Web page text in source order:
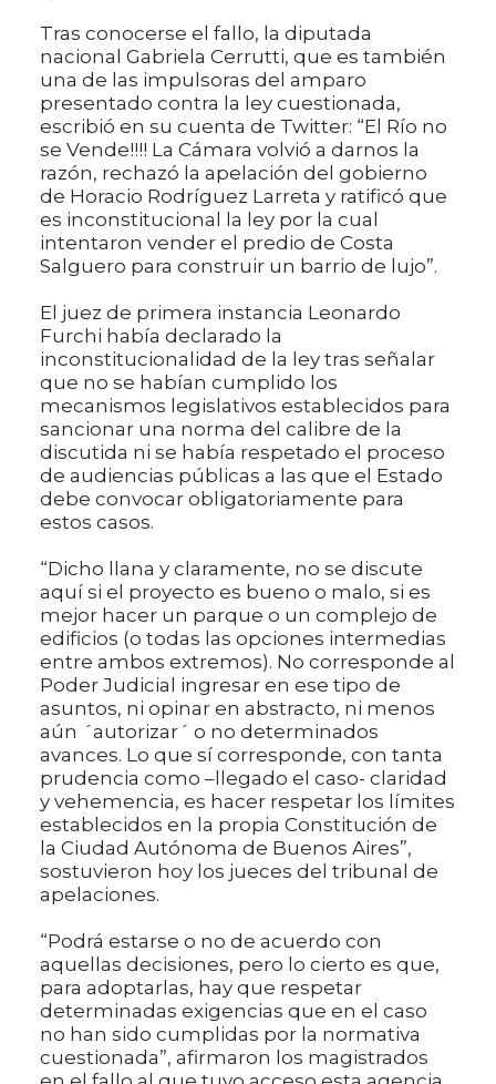
Tras conocerse el fallo, la diputada
nacional Gabriela Cerrutti, que es también
una de las impulsoras del amparo
presentado contra la ley cuestionada,
escribió en su cuenta de Twitter: “El Río no
se Vende!!!! La Cámara volvió a darnos la
razón, rechazó la apelación del gobierno
de Horacio Rodríguez Larreta y ratificó que
es inconstitucional la ley por la cual
intentaron vender el predio de Costa
Salguero para construir un barrio de lujo”.
El juez de primera instancia Leonardo
Furchi había declarado la
inconstitucionalidad de la ley tras señalar
que no se habían cumplido los
mecanismos legislativos establecidos para
sancionar una norma del calibre de la
discutida ni se había respetado el proceso
de audiencias públicas a las que el Estado
debe convocar obligatoriamente para
estos casos.
“Dicho llana y claramente, no se discute
aquí si el proyecto es bueno o malo, si es
mejor hacer un parque o un complejo de
edificios (o todas las opciones intermedias
entre ambos extremos). No corresponde al
Poder Judicial ingresar en ese tipo de
asuntos, ni opinar en abstracto, ni menos
aún ´autorizar´ o no determinados
avances. Lo que sí corresponde, con tanta
prudencia como –llegado el caso- claridad
y vehemencia, es hacer respetar los límites
establecidos en la propia Constitución de
la Ciudad Autónoma de Buenos Aires”,
sostuvieron hoy los jueces del tribunal de
apelaciones.
“Podrá estarse o no de acuerdo con
aquellas decisiones, pero lo cierto es que,
para adoptarlas, hay que respetar
determinadas exigencias que en el caso
no han sido cumplidas por la normativa
cuestionada”, afirmaron los magistrados